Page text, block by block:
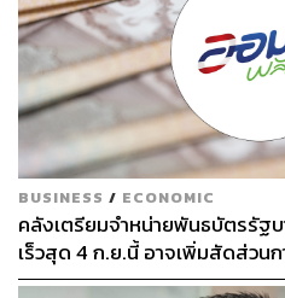
BUSINESS / ECONOMIC
คลังเตรียมจำหน่ายพันธบัตรรัฐ
เร็วสุด 4 ก.ย.นี้ อาจเพิ่มสัดส่วน
First มากขึ้น